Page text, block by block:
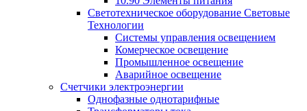
Светотехническое оборудование Световые
Технологии
Системы управления освещением
Комерческое освещение
Промышленное освещение
Аварийное освещение
Счетчики электроэнергии
Однофазные однотарифные